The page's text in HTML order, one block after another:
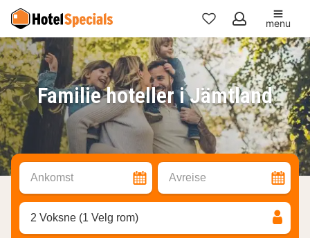
Mine
favoritter
menu
Familie hoteller i Jämtland
Ankomst Avreise
2 Voksne (1 Velg rom)